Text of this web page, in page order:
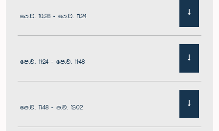
පෙ.ව. 10:28 - පෙ.ව. 11:24
පෙ.ව. 11:24 - පෙ.ව. 11:48
පෙ.ව. 11:48 - ප.ව. 12:02